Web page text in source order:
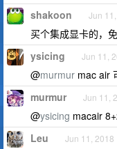
shakoon Jun
买个集成显卡的，
ysicing Jun 11,
@murmur mac air
murmur Jun 11,
@ysicing macair
Leu Jun 11, 2018